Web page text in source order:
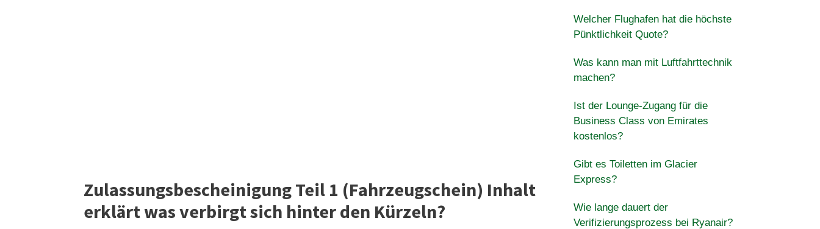
Zulassungsbescheinigung Teil 1 (Fahrzeugschein) Inhalt
erklärt was verbirgt sich hinter den Kürzeln?
Welcher Flughafen hat die höchste
Pünktlichkeit Quote?
Was kann man mit Luftfahrttechnik
machen?
Ist der Lounge-Zugang für die
Business Class von Emirates
kostenlos?
Gibt es Toiletten im Glacier
Express?
Wie lange dauert der
Verifizierungsprozess bei Ryanair?